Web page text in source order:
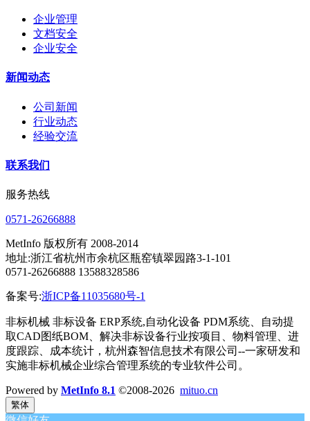
企业管理
文档安全
企业安全
新闻动态
公司新闻
行业动态
经验交流
联系我们
服务热线
0571-26266888
MetInfo 版权所有 2008-2014
地址:浙江省杭州市余杭区瓶窑镇翠园路3-1-101
0571-26266888 13588328586
备案号:浙ICP备11035680号-1
非标机械 非标设备 ERP系统,自动化设备 PDM系统、自动提
取CAD图纸BOM、解决非标设备行业按项目、物料管理、进
度跟踪、成本统计，杭州森智信息技术有限公司--一家研发和
实施非标机械企业综合管理系统的专业软件公司。
Powered by MetInfo 8.1 ©2008-2026 mituo.cn
繁体